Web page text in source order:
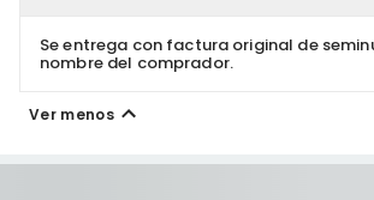
Se entrega con factura original de
nombre del comprador.
Ver menos